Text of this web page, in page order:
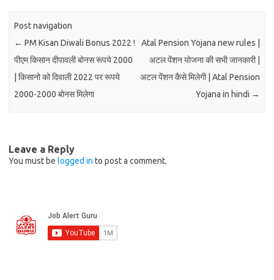
Post navigation
← PM Kisan Diwali Bonus 2022 !
पीएम किसान दीपावली बोनस रूपये 2000
| किसानो को दिवाली 2022 पर रूपये
2000-2000 बोनस मिलेगा
Atal Pension Yojana new rules |
अटल पेंशन योजना की सभी जानकारी |
अटल पेंशन कैसे मिलेगी | Atal Pension
Yojana in hindi →
Leave a Reply
You must be logged in to post a comment.